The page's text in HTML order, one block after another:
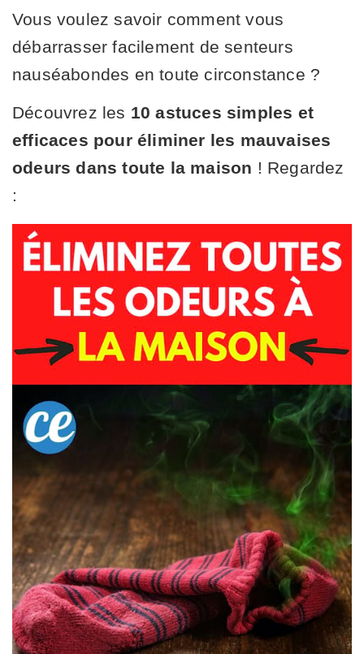
Vous voulez savoir comment vous
débarrasser facilement de senteurs
nauséabondes en toute circonstance ?
Découvrez les 10 astuces simples et
efficaces pour éliminer les mauvaises
odeurs dans toute la maison ! Regardez
: